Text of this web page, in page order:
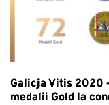
Galicja Vitis 2020
medalii Gold la